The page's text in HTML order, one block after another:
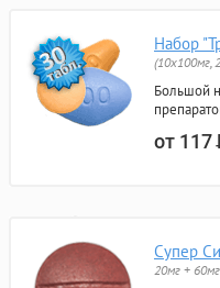
Набор
(10x100мг,
Большой
от 117
Супер
20мг + 60мг